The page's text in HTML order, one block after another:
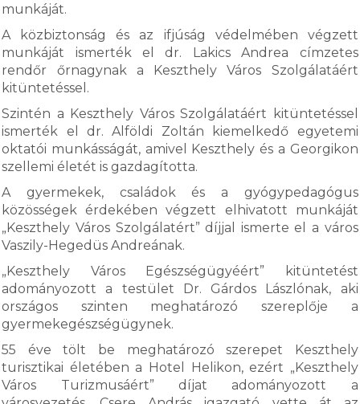
munkáját.
A közbiztonság és az ifjúság védelmében végzett
munkáját ismerték el dr. Lakics Andrea címzetes
rendőr őrnagynak a Keszthely Város Szolgálatáért
kitüntetéssel.
Szintén a Keszthely Város Szolgálatáért kitüntetéssel
ismerték el dr. Alföldi Zoltán kiemelkedő egyetemi
oktatói munkásságát, amivel Keszthely és a Georgikon
szellemi életét is gazdagította.
A gyermekek, családok és a gyógypedagógus
közösségek érdekében végzett elhivatott munkáját
„Keszthely Város Szolgálatért” díjjal ismerte el a város
Vaszily-Hegedüs Andreának.
„Keszthely Város Egészségügyéért” kitüntetést
adományozott a testület Dr. Gárdos Lászlónak, aki
országos szinten meghatározó szereplője a
gyermekegészségügynek.
55 éve tölt be meghatározó szerepet Keszthely
turisztikai életében a Hotel Helikon, ezért „Keszthely
Város Turizmusáért” díjat adományozott a